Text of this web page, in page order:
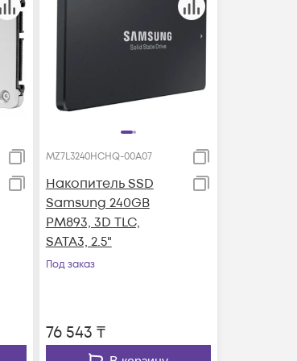
MZ7L3240HCHQ-00A07
Накопитель SSD
Samsung 240GB
PM893, 3D TLC,
SATA3, 2.5"
Под заказ
76 543 ₸